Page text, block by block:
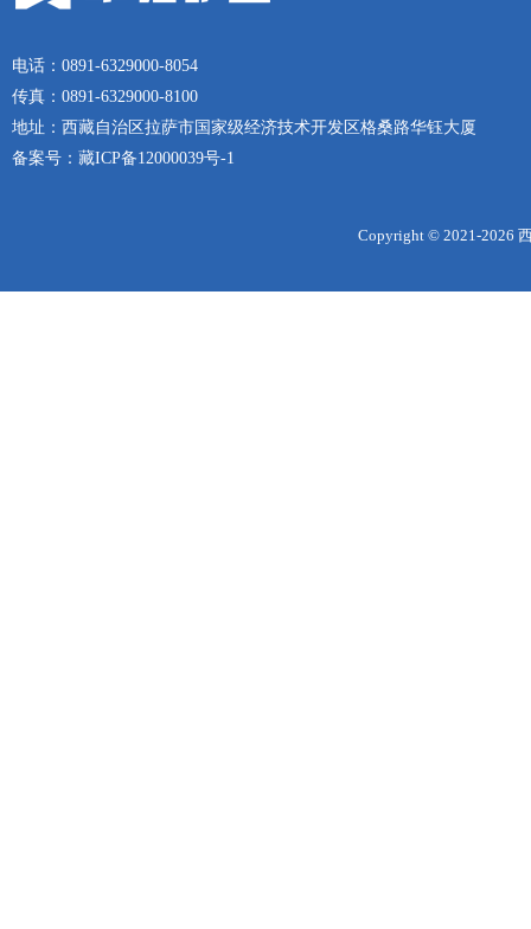
电话：0891-6329000-8054
传真：0891-6329000-8100
地址：西藏自治区拉萨市国家级经济技术开发区格桑路华钰大厦
备案号： 藏ICP备12000039号-1
Copyright © 2021-2026